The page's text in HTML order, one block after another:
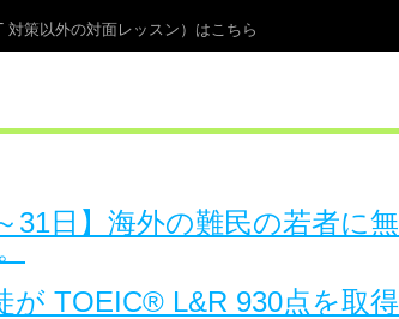
策以外の対面レッスン）はこちら
31日】海外の難民の若者に
が TOEIC® L&R 930点を取